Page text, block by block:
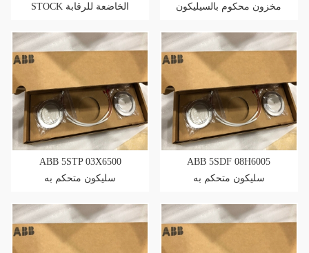
STOCK الخاضعة للرقابة
مخزون محكوم بالسيليكون
ABB 5STP 03X6500
سليكون متحكم به
ABB 5SDF 08H6005
سليكون متحكم به